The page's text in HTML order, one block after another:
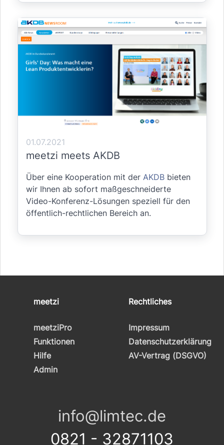
01.07.2021
meetzi meets AKDB
Über eine Kooperation mit der AKDBbieten
wir Ihnen ab sofort maßgeschneiderte
Video-Konferenz-Lösungen speziell für den
öffentlich-rechtlichen Bereich an.
meetzi
meetziPro
Funktionen
Hilfe
Admin
Rechtliches
Impressum
Datenschutzerklärung
AV-Vertrag (DSGVO)
info@limtec.de
0821 - 32871103